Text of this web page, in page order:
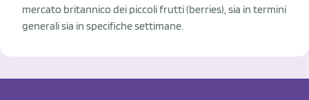
mercato britannico dei piccoli frutti (berries), sia in termini
generali sia in specifiche settimane.